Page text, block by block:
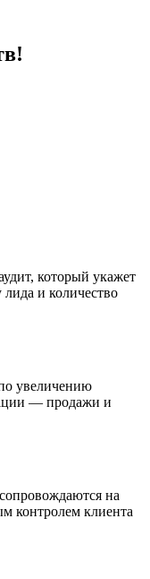
который укажет
и количество
увеличению
— продажи и
на
контролем клиента